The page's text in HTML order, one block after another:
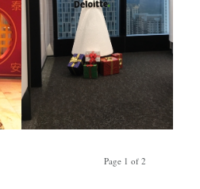
Page 1 of 2